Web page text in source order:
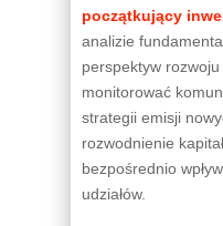
początkujący
analizie
perspektyw
monitorować
strategii emisji
rozwodnienie
bezpośrednio
udziałów.